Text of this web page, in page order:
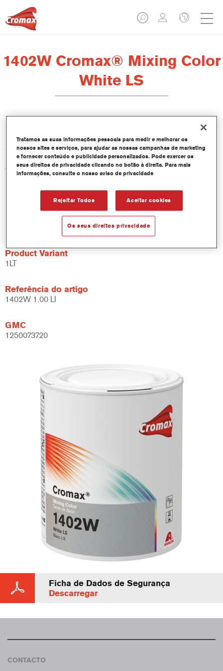
1402W Cromax® Mixing Color
White LS
sistema de pintura Base Bicamada Cromax.
Características do produto
Excepcional desempenho colorístico.
Aplicação molhado-sobre-molhado simples.
Base de dados com fórmulas de cor constantemente
actualizadas com mais de 30,000 cores sólidas,
metalizados e perlados.
Product Variant
1LT
Referência do artigo
1402W 1.00 LI
GMC
1250073720
Ficha de Dados de Segurança
Descarregar
CONTACTO
Tratamos as suas informações pessoais para medir e melhorar os
nossos sites e serviços, para ajudar as nossas campanhas de marketing
e fornecer conteúdo e publicidade personalizados. Pode exercer os
seus direitos de privacidade clicando no botão à direita. Para mais
informações, consulte o nosso aviso de privacidade
Rejeitar Todos Aceitar cookies
Os seus direitos privacidade